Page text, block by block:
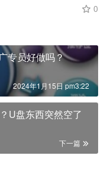
0
专员好做吗？
2024年1月15日 pm3:22
U盘东西突然空了
下一篇